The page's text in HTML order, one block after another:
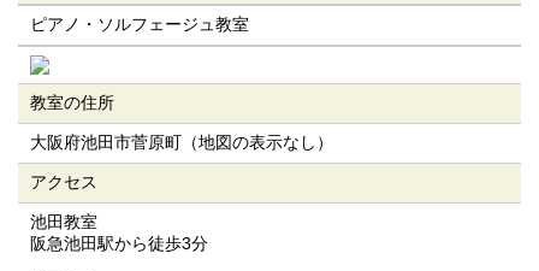
ピアノ・ソルフェージュ教室
教室の住所
大阪府池田市菅原町（地図の表示なし）
アクセス
池田教室
阪急池田駅から徒歩3分